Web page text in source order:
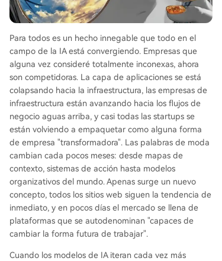
Para todos es un hecho innegable que todo en el
campo de la IA está convergiendo. Empresas que
alguna vez consideré totalmente inconexas, ahora
son competidoras. La capa de aplicaciones se está
colapsando hacia la infraestructura, las empresas de
infraestructura están avanzando hacia los flujos de
negocio aguas arriba, y casi todas las startups se
están volviendo a empaquetar como alguna forma
de empresa "transformadora". Las palabras de moda
cambian cada pocos meses: desde mapas de
contexto, sistemas de acción hasta modelos
organizativos del mundo. Apenas surge un nuevo
concepto, todos los sitios web siguen la tendencia de
inmediato, y en pocos días el mercado se llena de
plataformas que se autodenominan "capaces de
cambiar la forma futura de trabajar".
Cuando los modelos de IA iteran cada vez más